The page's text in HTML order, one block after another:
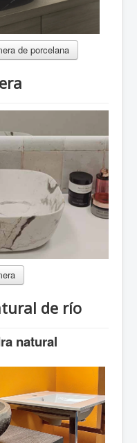
de porcelana
de río
natural